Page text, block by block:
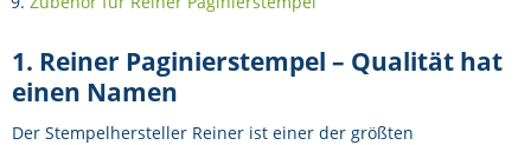
1. Reiner Paginierstempel – Qualität hat
einen Namen
Der Stempelhersteller Reiner ist einer der größten